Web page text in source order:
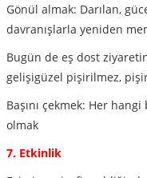
Gönül almak: Darılan,
davranışlarla yeniden
Bugün de eş dost
gelişigüzel pişirilmez,
Başını çekmek: Her
olmak
7. Etkinlik